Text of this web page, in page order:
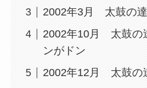
2002年3月 太鼓の
2002年10月 太鼓の
ンがドン
2002年12月 太鼓の